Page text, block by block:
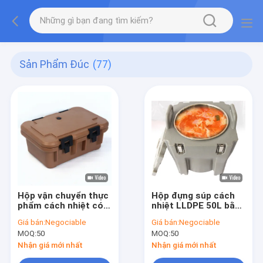
Sản Phẩm Đúc (77)
Hộp vận chuyển thực
phẩm cách nhiệt có
nhau Xếp hàng đầu
cho chảo GN
Giá bán:Negociable
MOQ:50
Nhận giá mới nhất
Hộp đựng súp cách
nhiệt LLDPE 50L bằng
Giá bán:Negociable
MOQ:50
Nhận giá mới nhất